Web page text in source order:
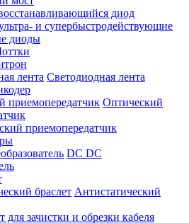
диод
и супербыстродействующие
диоды
Светодиодная лента
Оптический
приемопередатчик
DC DC
Антистатический